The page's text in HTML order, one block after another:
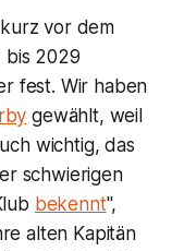
vor dem
bis 2029
fest. Wir haben
gewählt, weil
wichtig, das
schwierigen
bekennt",
alten Kapitän